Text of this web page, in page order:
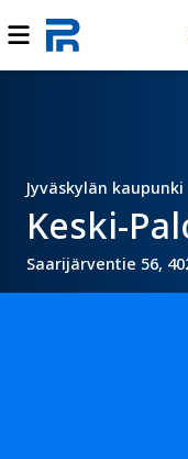
Jyväskylän kaupunki
Keski-
Saarijärventie 56,